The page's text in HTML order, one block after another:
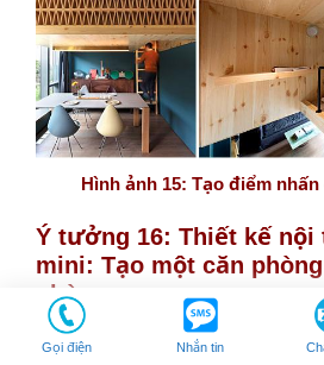
Hình ảnh 15: Tạo điểm
Ý tưởng 16: Thiết kế
mini: Tạo một căn
phòng
Tạo một căn phòng trong một căn
Gọi điện Nhắn tin